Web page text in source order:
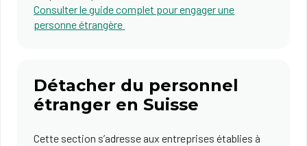
Consulter le guide complet pour engager une
personne étrangère
Détacher du personnel
étranger en Suisse
Cette section s’adresse aux entreprises établies à